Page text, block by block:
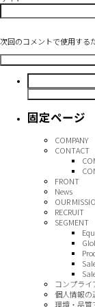
次回のコメントで使用する
検
索:
固定ページ
COMPANY
CONTACT
FRONT
News
OUR
RECRUIT
SEGMENT
コンプラ
個人情報の
環境・品質